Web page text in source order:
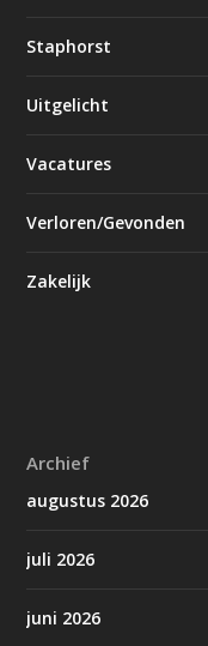
Staphorst
Uitgelicht
Vacatures
Verloren/Gevonden
Zakelijk
Archief
augustus 2026
juli 2026
juni 2026